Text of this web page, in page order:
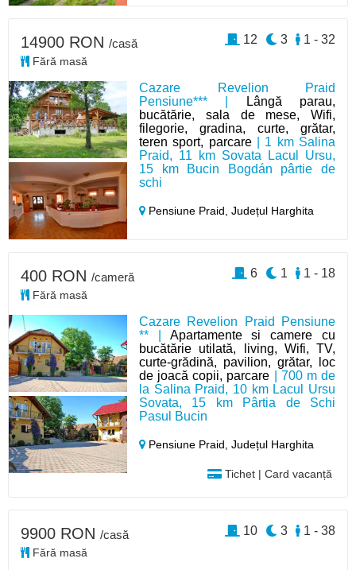
Cazare Revelion Praid
Pensiune*** |
Lângă parau,
bucătărie, sala de mese, Wifi,
filegorie, gradina, curte, grătar,
teren sport, parcare| 1 km Salina
Praid, 11 km Sovata Lacul Ursu,
15 km Bucin Bogdán pârtie de
schi
Pensiune Praid,Județul Harghita
14900 RON /casă
Fără masă
1 - 32
3
12
Cazare Revelion Praid Pensiune
** | Apartamente si camere cu
bucătărie utilată, living, Wifi, TV,
curte-grădină, pavilion, grătar, loc
de joacă copii, parcare | 700 m de
la Salina Praid, 10 km Lacul Ursu
Sovata, 15 km Pârtia de Schi
Pasul Bucin
Pensiune Praid,Județul Harghita
Tichet | Card vacanță
400 RON /cameră
Fără masă
1 - 18
1
6
9900 RON /casă
Fără masă
1 - 38
3
10